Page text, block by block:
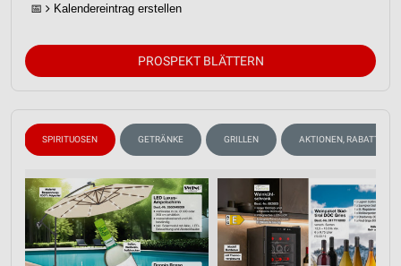
📅 Kalendereintrag erstellen
PROSPEKT BLÄTTERN
SPIRITUOSEN GETRÄNKE GRILLEN AKTIONEN, RABATTE &
Verwendung genauer Standortdaten
Nicht-IAB-Verarbeitungszwecke:
Performance
Funktional